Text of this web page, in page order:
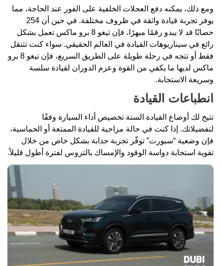
ومع ذلك، يمكنه دفع العجلات الخلفية على الفور عند الحاجة، مما
يوفر تجربة قيادة واثقة في ظروف مختلفة. في حين أن 254
حصانًا قد لا يبدو رقمًا مبهرًا، فإن تيغو 8 برو ماكس تعمل بشكل
رائع في سيناريوهات القيادة في العالم الحقيقي. سواء كنت تتنقل
فقط أو تتجه في رحلة طويلة على الطريق السريع، فإن تيغو 8 برو
ماكس لديها ما يكفي من القوة وعزم الدوران لقيادة سلسة
وسريعة الاستجابة.
انطباعات القيادة
تتيح لك أوضاع القيادة الستة تخصيص أداء السيارة وفقًا
لتفضيلاتك. إذا كنت في حالة مزاجية للقيادة الممتعة أو الحماسية،
فإن وضعية “سبورت” توفّر تجربة جذابة بشكل خاص من خلال
تقوية استجابة دواسة الوقود والإمساك بالتروس لفترة أطول قليلاً.